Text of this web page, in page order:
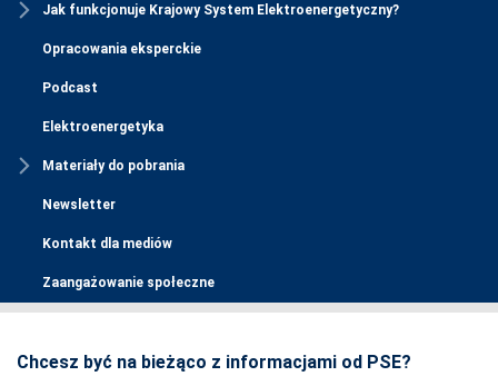
Jak funkcjonuje Krajowy System Elektroenergetyczny?
Opracowania eksperckie
Podcast
Elektroenergetyka
Materiały do pobrania
Newsletter
Kontakt dla mediów
Zaangażowanie społeczne
Chcesz być na bieżąco z informacjami od PSE?